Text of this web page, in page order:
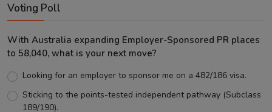
Voting Poll
With Australia expanding Employer-Sponsored PR places
to 58,040, what is your next move?
Looking for an employer to sponsor me on a 482/186 visa.
Sticking to the points-tested independent pathway (Subclass
189/190).